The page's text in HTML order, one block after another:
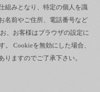
組みとなり、特定の個人を識
名前やご住所、電話番号など
、お客様はブラウザの設定に
。 Cookieを無効にした場合、
ますのでご了承下さい。